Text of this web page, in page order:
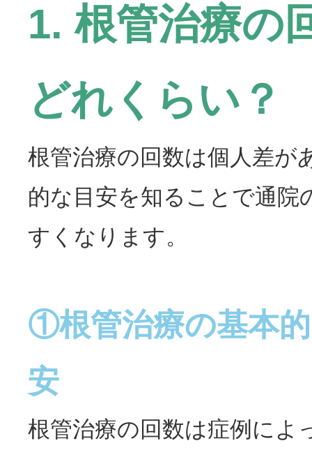
1. 根管治療の
どれくらい？
根管治療の回数は個人差が
的な目安を知ることで通院
すくなります。
①根管治療の基本
安
根管治療の回数は症例によ